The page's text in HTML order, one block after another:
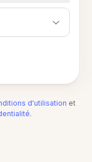
d'utilisation et
.